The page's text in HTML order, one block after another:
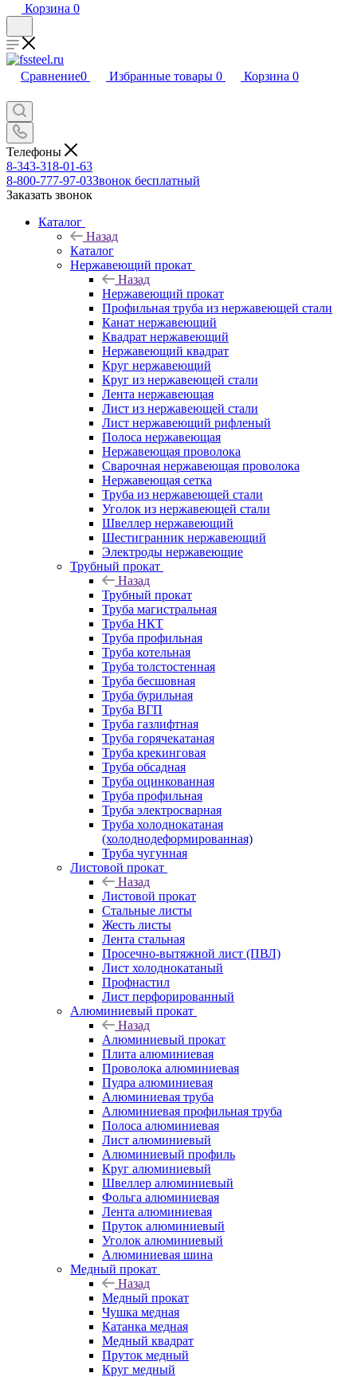
Корзина 0
Сравнение0 Избранные товары 0 Корзина 0
Телефоны
8-343-318-01-63
8-800-777-97-03Звонок бесплатный
Заказать звонок
Каталог
Назад
Каталог
Нержавеющий прокат
Назад
Нержавеющий прокат
Профильная труба из нержавеющей стали
Канат нержавеющий
Квадрат нержавеющий
Нержавеющий квадрат
Круг нержавеющий
Круг из нержавеющей стали
Лента нержавеющая
Лист из нержавеющей стали
Лист нержавеющий рифленый
Полоса нержавеющая
Нержавеющая проволока
Сварочная нержавеющая проволока
Нержавеющая сетка
Труба из нержавеющей стали
Уголок из нержавеющей стали
Швеллер нержавеющий
Шестигранник нержавеющий
Электроды нержавеющие
Трубный прокат
Назад
Трубный прокат
Труба магистральная
Труба НКТ
Труба профильная
Труба котельная
Труба толстостенная
Труба бесшовная
Труба бурильная
Труба ВГП
Труба газлифтная
Труба горячекатаная
Труба крекинговая
Труба обсадная
Труба оцинкованная
Труба профильная
Труба электросварная
Труба холоднокатаная
(холоднодеформированная)
Труба чугунная
Листовой прокат
Назад
Листовой прокат
Стальные листы
Жесть листы
Лента стальная
Просечно-вытяжной лист (ПВЛ)
Лист холоднокатаный
Профнастил
Лист перфорированный
Алюминиевый прокат
Назад
Алюминиевый прокат
Плита алюминиевая
Проволока алюминиевая
Пудра алюминиевая
Алюминиевая труба
Алюминиевая профильная труба
Полоса алюминиевая
Лист алюминиевый
Алюминиевый профиль
Круг алюминиевый
Швеллер алюминиевый
Фольга алюминиевая
Лента алюминиевая
Пруток алюминиевый
Уголок алюминиевый
Алюминиевая шина
Медный прокат
Назад
Медный прокат
Чушка медная
Катанка медная
Медный квадрат
Пруток медный
Круг медный